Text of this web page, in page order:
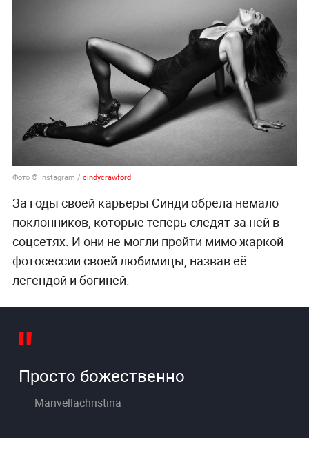
Фото © Instagram / cindycrawford
За годы своей карьеры Синди обрела немало
поклонников, которые теперь следят за ней в
соцсетях. И они не могли пройти мимо жаркой
фотосессии своей любимицы, назвав её
легендой и богиней.
Просто божественно
Manvellachristina